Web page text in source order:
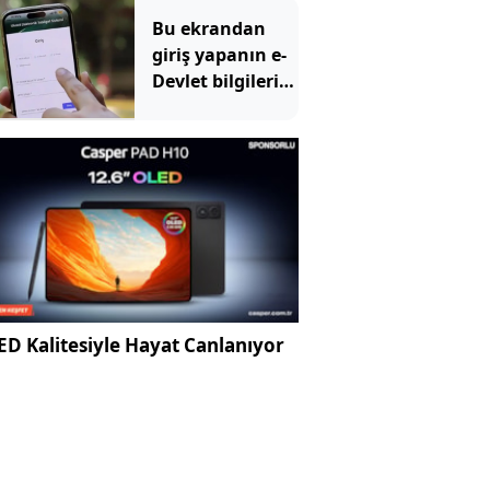
vurdu
Bu ekrandan
giriş yapanın e-
Devlet bilgileri
Kalitesiyle Hayat Canlanıyor